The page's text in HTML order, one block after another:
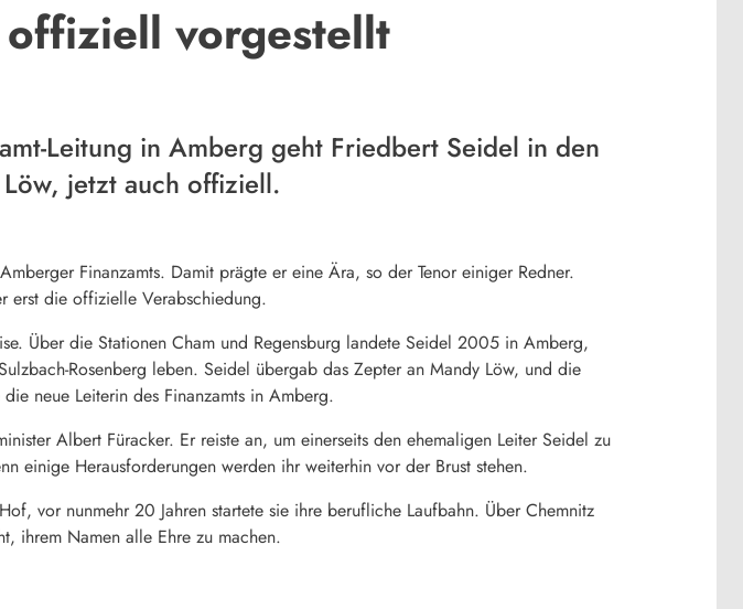
offiziell vorgestellt
Leitung in Amberg geht Friedbert Seidel in den
jetzt auch offiziell.
Finanzamts. Damit prägte er eine Ära, so der Tenor einiger Redner.
erst die offizielle Verabschiedung.
Über die Stationen Cham und Regensburg landete Seidel 2005 in Amberg,
Rosenberg leben. Seidel übergab das Zepter an Mandy Löw, und die
neue Leiterin des Finanzamts in Amberg.
Albert Füracker. Er reiste an, um einerseits den ehemaligen Leiter Seidel zu
einige Herausforderungen werden ihr weiterhin vor der Brust stehen.
vor nunmehr 20 Jahren startete sie ihre berufliche Laufbahn. Über Chemnitz
ihrem Namen alle Ehre zu machen.